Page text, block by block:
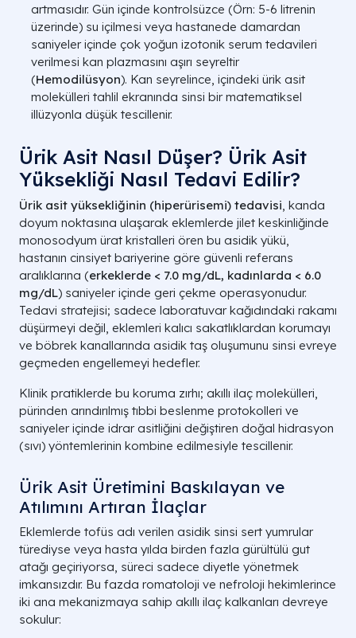
artmasıdır. Gün içinde kontrolsüzce (Örn: 5-6 litrenin
üzerinde) su içilmesi veya hastanede damardan
saniyeler içinde çok yoğun izotonik serum tedavileri
verilmesi kan plazmasını aşırı seyreltir
(Hemodilüsyon). Kan seyrelince, içindeki ürik asit
molekülleri tahlil ekranında sinsi bir matematiksel
illüzyonla düşük tescillenir.
Ürik Asit Nasıl Düşer? Ürik Asit
Yüksekliği Nasıl Tedavi Edilir?
Ürik asit yüksekliğinin (hiperürisemi) tedavisi, kanda
doyum noktasına ulaşarak eklemlerde jilet keskinliğinde
monosodyum ürat kristalleri ören bu asidik yükü,
hastanın cinsiyet bariyerine göre güvenli referans
aralıklarına (erkeklerde < 7.0 mg/dL, kadınlarda < 6.0
mg/dL) saniyeler içinde geri çekme operasyonudur.
Tedavi stratejisi; sadece laboratuvar kağıdındaki rakamı
düşürmeyi değil, eklemleri kalıcı sakatlıklardan korumayı
ve böbrek kanallarında asidik taş oluşumunu sinsi evreye
geçmeden engellemeyi hedefler.
Klinik pratiklerde bu koruma zırhı; akıllı ilaç molekülleri,
pürinden arındırılmış tıbbi beslenme protokolleri ve
saniyeler içinde idrar asitliğini değiştiren doğal hidrasyon
(sıvı) yöntemlerinin kombine edilmesiyle tescillenir.
Ürik Asit Üretimini Baskılayan ve
Atılımını Artıran İlaçlar
Eklemlerde tofüs adı verilen asidik sinsi sert yumrular
türediyse veya hasta yılda birden fazla gürültülü gut
atağı geçiriyorsa, süreci sadece diyetle yönetmek
imkansızdır. Bu fazda romatoloji ve nefroloji hekimlerince
iki ana mekanizmaya sahip akıllı ilaç kalkanları devreye
sokulur: